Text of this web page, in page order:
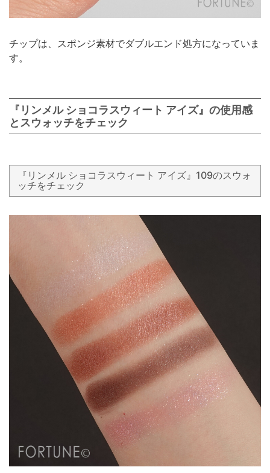
チップは、スポンジ素材でダブルエンド処方になっていま
す。
『リンメル ショコラスウィート アイズ』の使用感
とスウォッチをチェック
『リンメル ショコラスウィート アイズ』109のスウォ
ッチをチェック